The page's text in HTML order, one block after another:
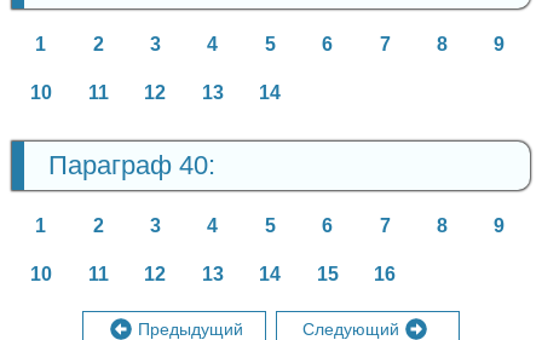
1 2 3 4 5 6 7 8 9
10 11 12 13 14
Параграф 40:
1 2 3 4 5 6 7 8 9
10 11 12 13 14 15 16
Предыдущий Следующий